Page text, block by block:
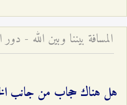
هل هناك حجاب من جانب